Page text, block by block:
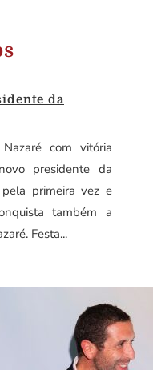
da
com vitória
presidente da
primeira vez e
também a
Festa...